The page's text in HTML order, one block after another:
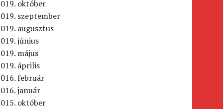
október
szeptember
augusztus
június
május
április
február
január
október